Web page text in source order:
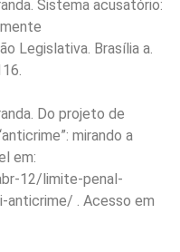
Sistema acusatório:
Legislativa. Brasília a.
Do projeto de
mirando a
em:
12/limite-penal-
. Acesso em